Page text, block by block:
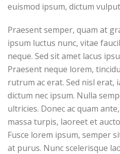
euismod ipsum, dictum
Praesent semper, quam at
ipsum luctus nunc, vitae
neque. Sed sit amet lacus
Praesent neque lorem,
rutrum ac erat. Sed nisl erat,
dictum nec ipsum. Nulla
ultricies. Donec ac quam
massa turpis, laoreet et
Fusce lorem ipsum, semper
at purus. Nunc scelerisque